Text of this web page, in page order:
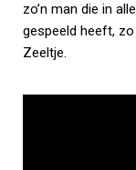
zo’n man die in
gespeeld heeft,
Zeeltje.